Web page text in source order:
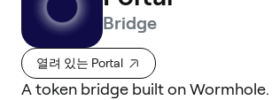
Bridge
열려 있는 Portal
A token bridge built on Wormhole.